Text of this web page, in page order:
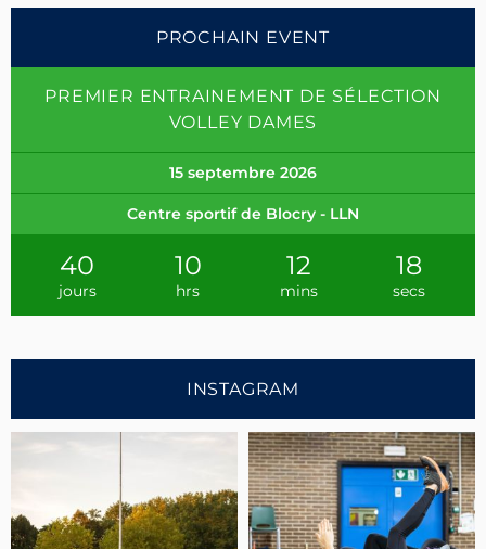
PROCHAIN EVENT
PREMIER ENTRAINEMENT DE SÉLECTION
VOLLEY DAMES
15 septembre 2026
Centre sportif de Blocry - LLN
40
jours
10
hrs
12
mins
17
secs
INSTAGRAM